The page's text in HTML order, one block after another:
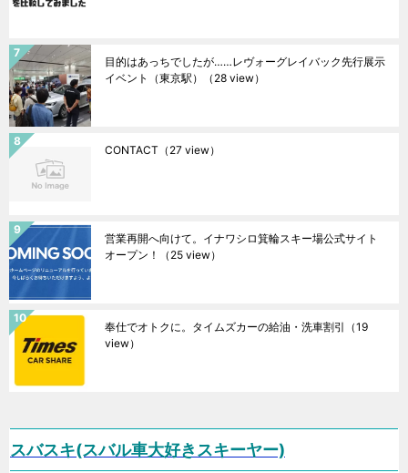
目的はあっちでしたが……レヴォーグレイバック先行展示
イベント（東京駅）
（28 view）
CONTACT （27 view）
営業再開へ向けて。イナワシロ箕輪スキー場公式サイト
オープン！
（25 view）
奉仕でオトクに。タイムズカーの給油・洗車割引 （19
view）
スバスキ(スバル車大好きスキーヤー)